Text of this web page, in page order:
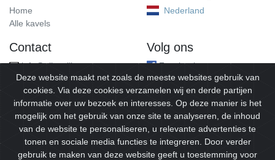
Home
Alle kavels
Nederland
Contact
info@alleveilingen.net
Volg ons
Facebook
© 2026Alleveilingen.Alle rechten voorbehouden.
Deze website maakt net zoals de meeste websites gebruik van
cookies. Via deze cookies verzamelen wij en derde partijen
informatie over uw bezoek en interesses. Op deze manier is het
mogelijk om het gebruik van onze site te analyseren, de inhoud
van de website te personaliseren, u relevante advertenties te
tonen en sociale media functies te integreren. Door verder
gebruik te maken van deze website geeft u toestemming voor